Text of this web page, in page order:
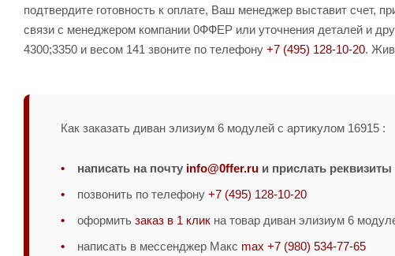
подтвердите готовность к оплате, Ваш менеджер выставит счет,
связи с менеджером компании 0ФФЕР или уточнения деталей и
4300;3350 и весом 141 звоните по телефону +7 (495) 128-10-20.
Как заказать диван элизиум 6 модулей с артикулом 16915 :
написать на почту info@0ffer.ru и прислать реквизиты
позвонить по телефону +7 (495) 128-10-20
оформить заказ в 1 клик на товар диван элизиум 6
написать в мессенджер Макс max +7 (980) 534-77-65